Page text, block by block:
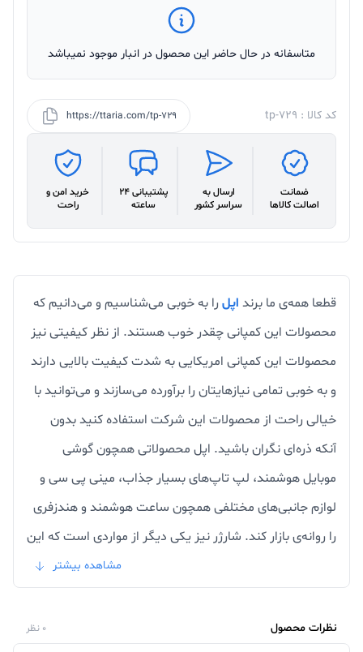
متاسفانه در حال حاضر این محصول در انبار موجود نمیباشد
کد کالا : tp-729 https://ttaria.com/tp-729
ضمانت
اصالت کالاها
ارسال به
سراسر کشور
پشتیبانی 24
ساعته
خرید امن و
راحت
قطعا همه‌ی ما برند اپل را به خوبی می‌شناسیم و می‌دانیم که
محصولات این کمپانی چقدر خوب هستند. از نظر کیفیتی نیز
محصولات این کمپانی امریکایی به شدت کیفیت بالایی دارند
و به خوبی تمامی نیازهایتان را برآورده می‌سازند و می‌توانید با
خیالی راحت از محصولات این شرکت استفاده کنید بدون
آنکه ذره‌ای نگران باشید. اپل محصولاتی همچون گوشی
موبایل هوشمند، لپ تاپ‌های بسیار جذاب، مینی پی سی و
لوازم جانبی‌های مختلفی همچون ساعت هوشمند و هندزفری
را روانه‌ی بازار کند. شارژر نیز یکی دیگر از مواردی است که این
کمپانی نام آشنا تولید می‌کند و این قطعات سخت افزاری
یکی از موارد ضروری است که دارندگان گوشی اپل باید آن را
مشاهده بیشتر
نظرات محصول 0 نظر